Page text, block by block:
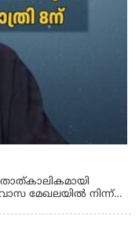
മേഖലയിൽ നിന്ന്